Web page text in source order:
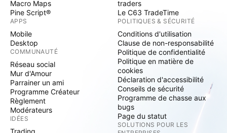
Macro Maps
Pine Script®
APPS
Mobile
Desktop
COMMUNAUTÉ
Réseau social
Mur d'Amour
Parrainer un ami
Programme Créateur
Règlement
Modérateurs
IDÉES
Trading
traders
Le C63 TradeTime
POLITIQUES & SÉCURITÉ
Conditions d'utilisation
Clause de non-responsabilité
Politique de confidentialité
Politique en matière de
cookies
Déclaration d'accessibilité
Conseils de sécurité
Programme de chasse aux
bugs
Page du statut
SOLUTIONS POUR LES